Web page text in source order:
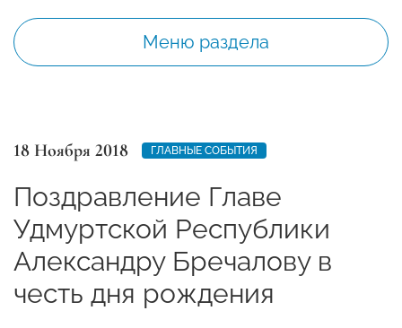
Меню раздела
18 Ноября 2018 ГЛАВНЫЕ СОБЫТИЯ
Поздравление Главе
Удмуртской Республики
Александру Бречалову в
честь дня рождения